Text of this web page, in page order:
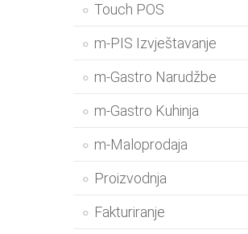
Touch POS
m-PIS Izvještavanje
m-Gastro Narudžbe
m-Gastro Kuhinja
m-Maloprodaja
Proizvodnja
Fakturiranje